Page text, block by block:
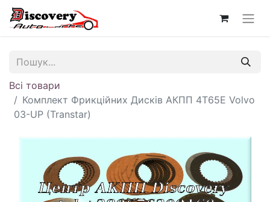
Всі товари
Комплект Фрикційних Дисків АКПП 4T65E Volvo
03-UP (Transtar)